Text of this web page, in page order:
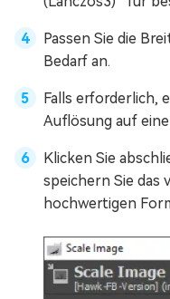
Passen Sie die
Bedarf an.
Falls erforderlich,
Auflösung auf
Klicken Sie
speichern Sie das
hochwertigen